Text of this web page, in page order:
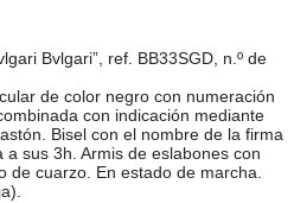
Bvlgari”, ref. BB33SGD, n.º de
de color negro con numeración
con indicación mediante
Bisel con el nombre de la firma
sus 3h. Armis de eslabones con
de cuarzo. En estado de marcha.